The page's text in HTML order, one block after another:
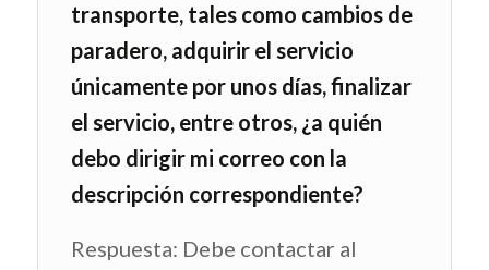
transporte, tales como cambios de
paradero, adquirir el servicio
únicamente por unos días, finalizar
el servicio, entre otros, ¿a quién
debo dirigir mi correo con la
descripción correspondiente?
Respuesta: Debe contactar al